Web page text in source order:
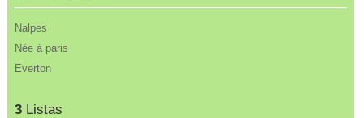
Nalpes
Née à paris
Everton
3 Listas